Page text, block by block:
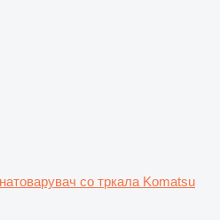
натоварувач со тркала Komatsu